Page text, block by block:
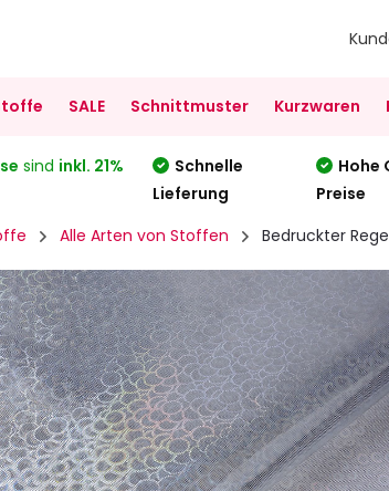
SALE Schnittmuster Kurzwaren
sind inkl. 21%
Schnelle
Lieferung
Preise
Alle Arten von Stoffen Bedruckter